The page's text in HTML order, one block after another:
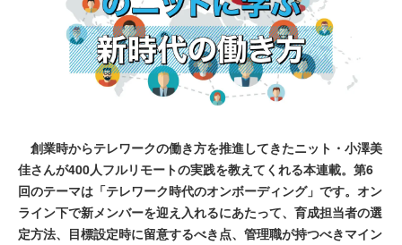
創業時からテレワークの働き方を推進してきたニット・小澤美
佳さんが400人フルリモートの実践を教えてくれる本連載。第6
回のテーマは「テレワーク時代のオンボーディング」です。オン
ライン下で新メンバーを迎え入れるにあたって、育成担当者の選
定方法、目標設定時に留意するべき点、管理職が持つべきマイン